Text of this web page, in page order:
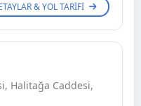
& YOL TARIFI
Halitağa Caddesi,